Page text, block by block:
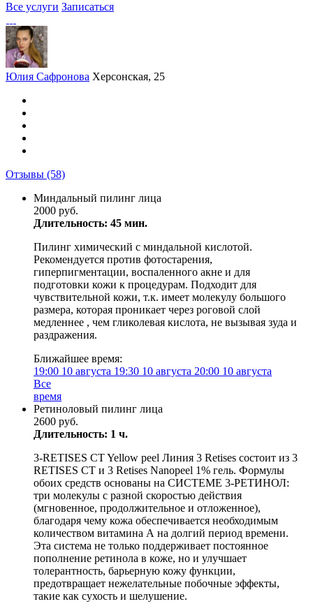
Все услуги Записаться
Юлия Сафронова Херсонская, 25
Отзывы (58)
Миндальный пилинг лица
2000 руб.
Длительность: 45 мин.
Пилинг химический с миндальной кислотой.
Рекомендуется против фотостарения,
гиперпигментации, воспаленного акне и для
подготовки кожи к процедурам. Подходит для
чувствительной кожи, т.к. имеет молекулу большого
размера, которая проникает через роговой слой
медленнее , чем гликолевая кислота, не вызывая зуда и
раздражения.
Ближайшее время:
19:00 10 августа 19:30 10 августа 20:00 10 августа
Все
время
Ретиноловый пилинг лица
2600 руб.
Длительность: 1 ч.
3-RETISES CT Yellow peel Линия 3 Retises состоит из 3
RETISES CT и 3 Retises Nanopeel 1% гель. Формулы
обоих средств основаны на СИСТЕМЕ 3-РЕТИНОЛ:
три молекулы с разной скоростью действия
(мгновенное, продолжительное и отложенное),
благодаря чему кожа обеспечивается необходимым
количеством витамина А на долгий период времени.
Эта система не только поддерживает постоянное
пополнение ретинола в коже, но и улучшает
толерантность, барьерную кожу функции,
предотвращает нежелательные побочные эффекты,
такие как сухость и шелушение.